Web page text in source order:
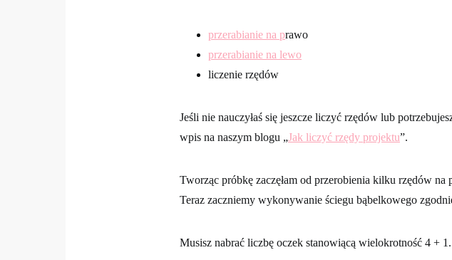
przerabianie na prawo
przerabianie na lewo
liczenie rzędów
Jeśli nie nauczyłaś się jeszcze liczyć rzędów lub
wpis na naszym blogu „Jak liczyć rzędy projektu”.
Tworząc próbkę zaczęłam od przerobienia kilku rzędów
Teraz zaczniemy wykonywanie ściegu bąbelkowego
Musisz nabrać liczbę oczek stanowiącą wielokrotność 4 + 1.